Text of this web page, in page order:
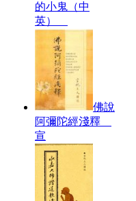
的小鬼（中
英）
佛說
阿彌陀經淺釋
宣